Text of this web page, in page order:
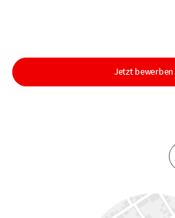
Jetzt bewerben